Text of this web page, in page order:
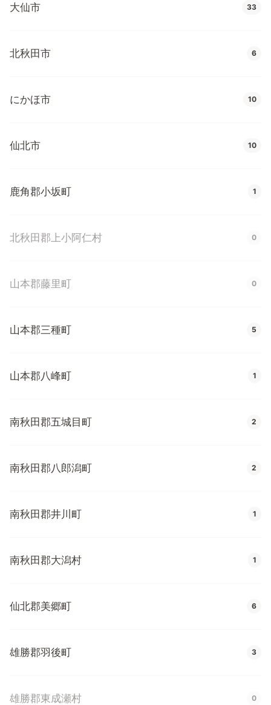
大仙市 33
北秋田市 6
にかほ市 10
仙北市 10
鹿角郡小坂町 1
北秋田郡上小阿仁村 0
山本郡藤里町 0
山本郡三種町 5
山本郡八峰町 1
南秋田郡五城目町 2
南秋田郡八郎潟町 2
南秋田郡井川町 1
南秋田郡大潟村 1
仙北郡美郷町 6
雄勝郡羽後町 3
雄勝郡東成瀬村 0